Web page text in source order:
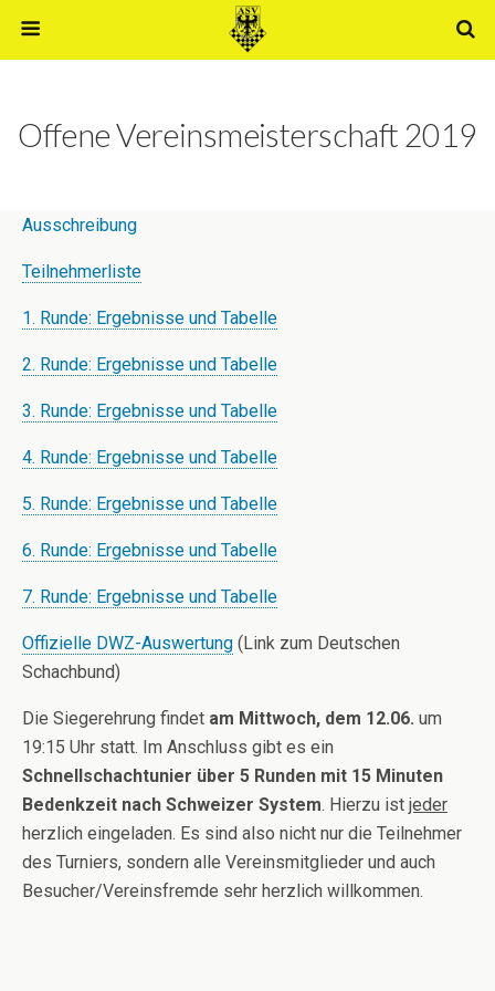
Offene Vereinsmeisterschaft 2019
Ausschreibung
Teilnehmerliste
1. Runde: Ergebnisse und Tabelle
2. Runde: Ergebnisse und Tabelle
3. Runde: Ergebnisse und Tabelle
4. Runde: Ergebnisse und Tabelle
5. Runde: Ergebnisse und Tabelle
6. Runde: Ergebnisse und Tabelle
7. Runde: Ergebnisse und Tabelle
Offizielle DWZ-Auswertung (Link zum Deutschen
Schachbund)
Die Siegerehrung findet am Mittwoch, dem 12.06. um
19:15 Uhr statt. Im Anschluss gibt es ein
Schnellschachtunier über 5 Runden mit 15 Minuten
Bedenkzeit nach Schweizer System. Hierzu ist jeder
herzlich eingeladen. Es sind also nicht nur die Teilnehmer
des Turniers, sondern alle Vereinsmitglieder und auch
Besucher/Vereinsfremde sehr herzlich willkommen.